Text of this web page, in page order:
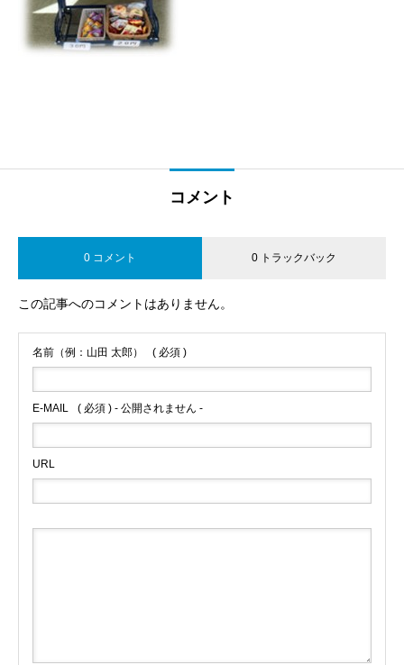
コメント
0 コメント 0 トラックバック
この記事へのコメントはありません。
名前（例：山田 太郎） ( 必須 )
E-MAIL ( 必須 ) - 公開されません -
URL